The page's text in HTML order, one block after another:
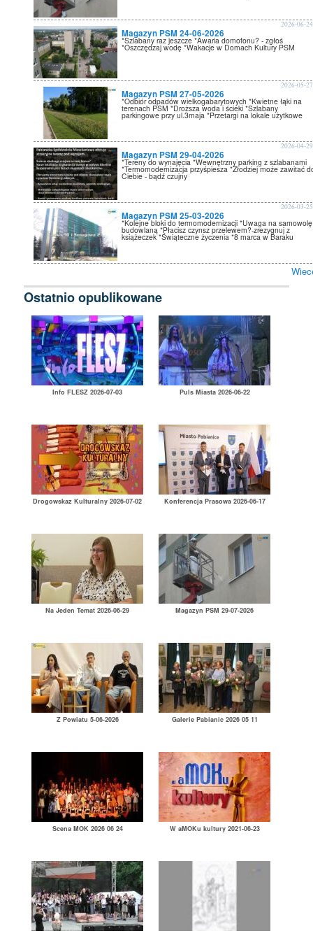
Magazyn PSM 24-06-2026
2026-06-24
*Szlabany raz jeszcze *Awaria domofonu? - zgłoś
*Oszczędzaj wodę *Wakacje w Domach Kultury PSM
Magazyn PSM 27-05-2026
2026-05-27
*Odbiór odpadów wielkogabarytowych *Kwietne łąki na
terenach PSM *Droższa woda i ścieki *Szlabany
parkingowe przy ul.3maja *Przetargi na lokale użytkowe
Magazyn PSM 29-04-2026
2026-04-29
*Tereny do wynajęcia *Wewnętrzny parking z szlabanami
*Termomodernizacja przyśpiesza *Złodziej może zawitać
Ciebie - bądź czujny
Magazyn PSM 25-03-2026
2026-03-25
*Kolejne bloki do termomodernizacji *Uwaga na samowolę
budowlaną *Płacisz czynsz przelewem?-zrezygnuj z
książeczek *Świąteczne życzenia *8 marca w Baraku
Ostatnio opublikowane
Info FLESZ 2026-07-03 Puls Miasta 2026-06-22
Drogowskaz Kulturalny 2026-07-02 Konferencja Prasowa 2026-06-17
Na Jeden Temat 2026-06-29 Magazyn PSM 29-07-2026
Z Powiatu 5-06-2026 Galerie Pabianic 2026 05 11
Scena MOK 2026 06 24 W aMOKu kultury 2021-06-23